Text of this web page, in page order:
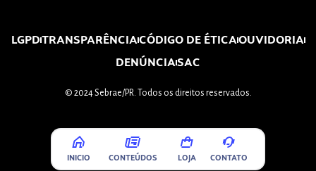
LGPDTRANSPARÊNCIACÓDIGO DE ÉTICAOUVIDORIA
DENÚNCIASAC
© 2024 Sebrae/PR. Todos os direitos reservados.
INICIO CONTEÚDOS LOJA CONTATO